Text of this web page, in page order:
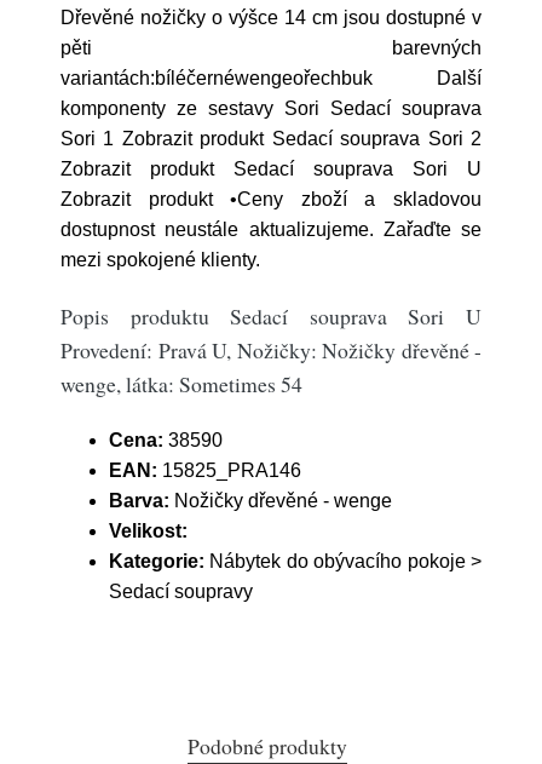
Dřevěné nožičky o výšce 14 cm jsou dostupné v
pěti barevných
variantách:bíléčernéwengeořechbuk Další
komponenty ze sestavy Sori Sedací souprava
Sori 1 Zobrazit produkt Sedací souprava Sori 2
Zobrazit produkt Sedací souprava Sori U
Zobrazit produkt •Ceny zboží a skladovou
dostupnost neustále aktualizujeme. Zařaďte se
mezi spokojené klienty.
Popis produktu Sedací souprava Sori U
Provedení: Pravá U, Nožičky: Nožičky dřevěné -
wenge, látka: Sometimes 54
Cena: 38590
EAN: 15825_PRA146
Barva: Nožičky dřevěné - wenge
Velikost:
Kategorie: Nábytek do obývacího pokoje >
Sedací soupravy
Podobné produkty